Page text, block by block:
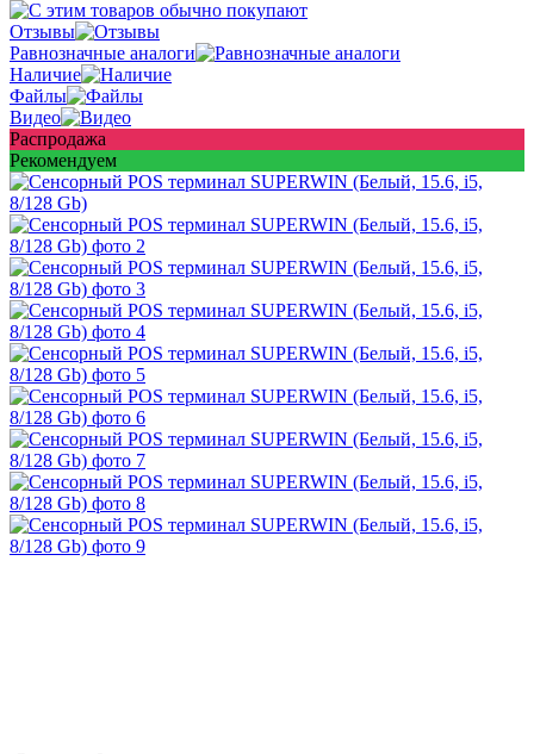
Отзывы
Равнозначные аналоги
Наличие
Файлы
Видео
Распродажа
Рекомендуем